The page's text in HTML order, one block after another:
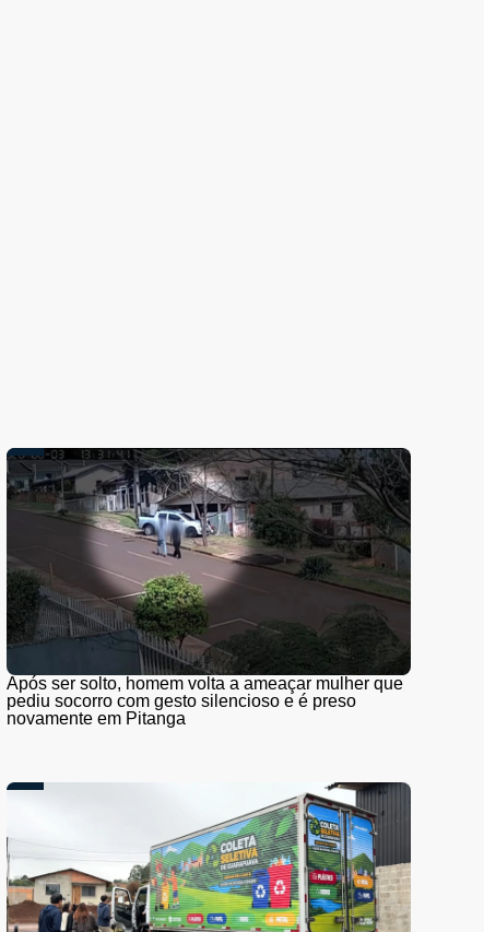
Após ser solto, homem volta a ameaçar mulher que
pediu socorro com gesto silencioso e é preso
novamente em Pitanga